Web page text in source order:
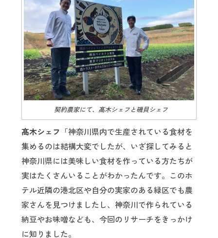
契約農家にて、髙木シェフと磯貝シェフ
髙木シェフ 「神奈川県内で生産されている食材を
集めるのは結構大変でしたが、いざ探してみると
神奈川県には美味しい食材を作っている方たちが
実はたくさんいることがわかったんです。このホ
テル近隣の港北区や自分の実家のある緑区でも農
家さんを見つけましたし、神奈川で作られている
納豆やお味噌なども、今回のリサーチをきっかけ
に知りました。